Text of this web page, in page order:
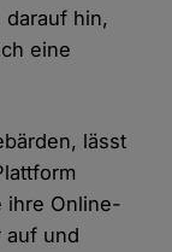
hin,
eine
lässt
ihre Online-
auf und